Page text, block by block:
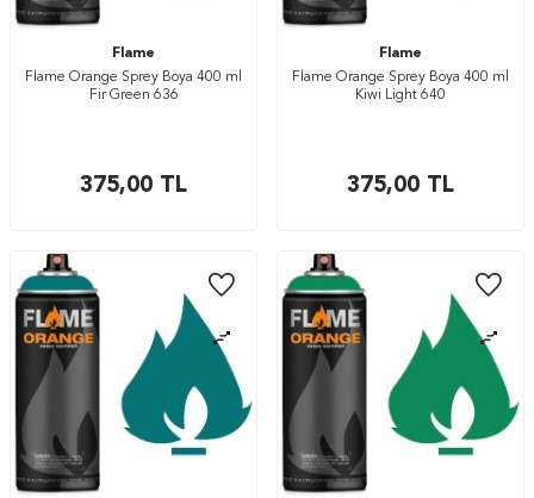
Flame
Flame Orange Sprey Boya 400 ml
Fir Green 636
375,00 TL
Flame
Flame Orange Sprey Boya 400 ml
Kiwi Light 640
375,00 TL